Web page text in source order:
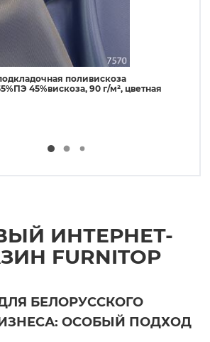
поливискоза
45%вискоза, 90 г/м², цветная
ИНТЕРНЕТ-
FURNITOP
БЕЛОРУССКОГО
ОСОБЫЙ ПОДХОД